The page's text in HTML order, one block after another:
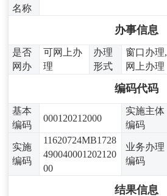
名称
办事信息
是否
网办
可网上办
理
办理
形式
窗口办理,
网上办理
编码代码
基本
编码
000120212000
实施主体
编码
实施
编码
11620724MB1728
490040001202120
00
业务办理
编码
结果信息